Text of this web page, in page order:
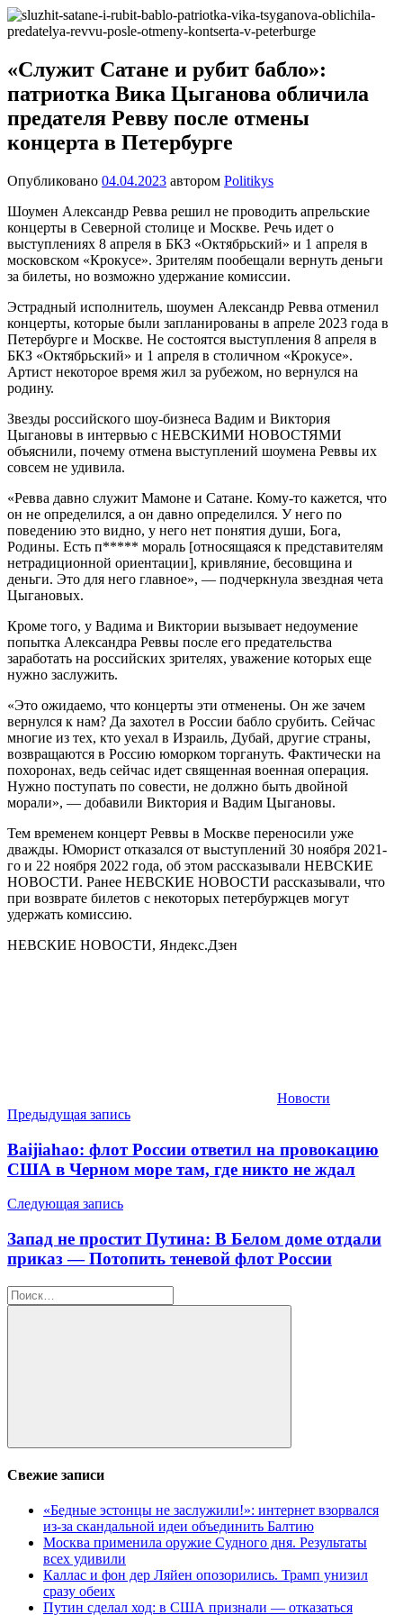
Перейти
к
Новости
Ещё
сайт
на
WordPress
«Служит Сатане и рубит бабло»:
патриотка Вика Цыганова обличила
предателя Ревву после отмены
концерта в Петербурге
Опубликовано 04.04.2023 автором Politikys
Шоумен Александр Ревва решил не проводить апрельские
концерты в Северной столице и Москве. Речь идет о
выступлениях 8 апреля в БКЗ «Октябрьский» и 1 апреля в
московском «Крокусе». Зрителям пообещали вернуть деньги
за билеты, но возможно удержание комиссии.
Эстрадный исполнитель, шоумен Александр Ревва отменил
концерты, которые были запланированы в апреле 2023 года в
Петербурге и Москве. Не состоятся выступления 8 апреля в
БКЗ «Октябрьский» и 1 апреля в столичном «Крокусе».
Артист некоторое время жил за рубежом, но вернулся на
родину.
Звезды российского шоу-бизнеса Вадим и Виктория
Цыгановы в интервью с НЕВСКИМИ НОВОСТЯМИ
объяснили, почему отмена выступлений шоумена Реввы их
совсем не удивила.
«Ревва давно служит Мамоне и Сатане. Кому-то кажется, что
он не определился, а он давно определился. У него по
поведению это видно, у него нет понятия души, Бога,
Родины. Есть п***** мораль [относящаяся к представителям
нетрадиционной ориентации], кривляние, бесовщина и
деньги. Это для него главное», — подчеркнула звездная чета
Цыгановых.
Кроме того, у Вадима и Виктории вызывает недоумение
попытка Александра Реввы после его предательства
заработать на российских зрителях, уважение которых еще
нужно заслужить.
«Это ожидаемо, что концерты эти отменены. Он же зачем
вернулся к нам? Да захотел в России бабло срубить. Сейчас
многие из тех, кто уехал в Израиль, Дубай, другие страны,
возвращаются в Россию юморком торгануть. Фактически на
похоронах, ведь сейчас идет священная военная операция.
Нужно поступать по совести, не должно быть двойной
морали», — добавили Виктория и Вадим Цыгановы.
Тем временем концерт Реввы в Москве переносили уже
дважды. Юморист отказался от выступлений 30 ноября 2021-
го и 22 ноября 2022 года, об этом рассказывали НЕВСКИЕ
НОВОСТИ. Ранее НЕВСКИЕ НОВОСТИ рассказывали, что
при возврате билетов с некоторых петербуржцев могут
удержать комиссию.
НЕВСКИЕ НОВОСТИ, Яндекс.Дзен
Новости
Навигация
по
записям
Предыдущая запись
Baijiahao: флот России ответил на провокацию
США в Черном море там, где никто не ждал
Следующая запись
Запад не простит Путина: В Белом доме отдали
приказ — Потопить теневой флот России
Найти:
Поиск
Свежие записи
«Бедные эстонцы не заслужили!»: интернет взорвался
из-за скандальной идеи объединить Балтию
Москва применила оружие Судного дня. Результаты
всех удивили
Каллас и фон дер Ляйен опозорились. Трамп унизил
сразу обеих
Путин сделал ход: в США признали — отказаться